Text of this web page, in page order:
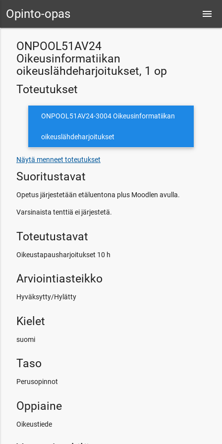
Opinto-opas menu
ONPOOL51AV24
Oikeusinformatiikan
oikeuslähdeharjoitukset, 1 op
Toteutukset
ONPOOL51AV24-3004 Oikeusinformatiikan
oikeuslähdeharjoitukset
Näytä menneet toteutukset
Suoritustavat
Opetus järjestetään etäluentona plus Moodlen avulla.
Varsinaista tenttiä ei järjestetä.
Toteutustavat
Oikeustapausharjoitukset 10 h
Arviointiasteikko
Hyväksytty/Hylätty
Kielet
suomi
Taso
Perusopinnot
Oppiaine
Oikeustiede